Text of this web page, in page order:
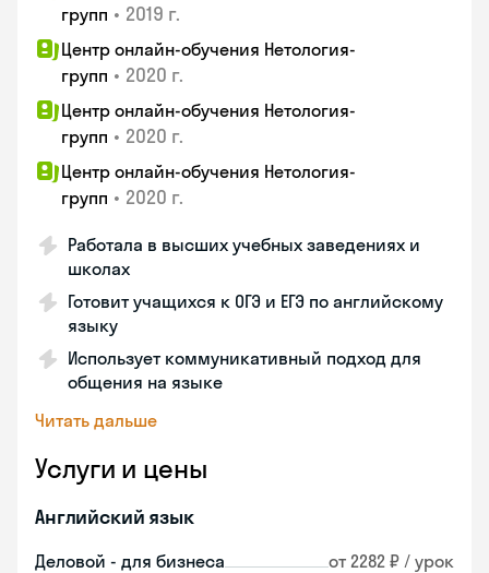
групп • 2019 г.
Центр онлайн-обучения Нетология-
групп • 2020 г.
Центр онлайн-обучения Нетология-
групп • 2020 г.
Центр онлайн-обучения Нетология-
групп • 2020 г.
Работала в высших учебных заведениях и
школах
Готовит учащихся к ОГЭ и ЕГЭ по английскому
языку
Использует коммуникативный подход для
общения на языке
Читать дальше
Услуги и цены
Английский язык
Деловой - для бизнеса от 2282 ₽ / урок